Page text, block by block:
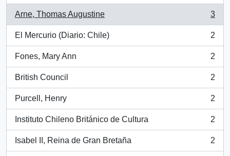
Arne, Thomas Augustine
, 3 resultados
3
El Mercurio (Diario: Chile)
, 2 resultados
2
Fones, Mary Ann
, 2 resultados
2
British Council
, 2 resultados
2
Purcell, Henry
, 2 resultados
2
Instituto Chileno Británico de Cultura
, 2 resultados
2
Isabel II, Reina de Gran Bretaña
, 2 resultados
2